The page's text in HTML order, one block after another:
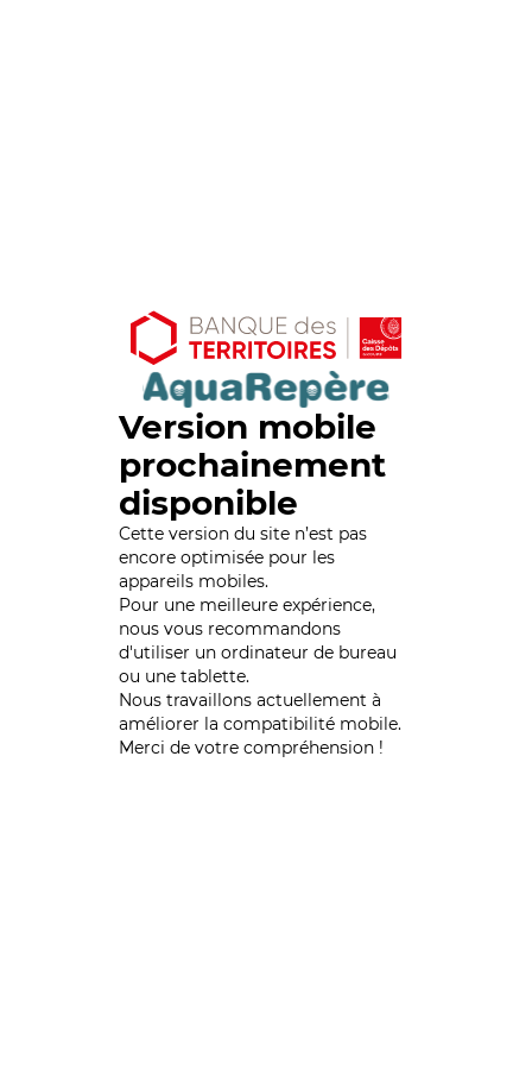
Version mobile
prochainement
disponible
Cette version du site n’est pas
encore optimisée pour les
appareils mobiles.
Pour une meilleure expérience,
nous vous recommandons
d'utiliser un ordinateur de bureau
ou une tablette.
Nous travaillons actuellement à
améliorer la compatibilité mobile.
Merci de votre compréhension !